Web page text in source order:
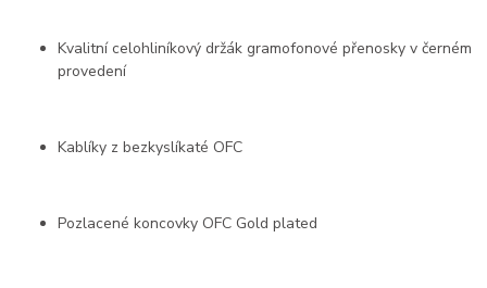
Kvalitní celohliníkový držák gramofonové přenosky v černém
provedení
Kablíky z bezkyslíkaté OFC
Pozlacené koncovky OFC Gold plated